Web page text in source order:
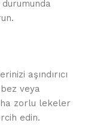
aşındırıcı
veya
zorlu lekeler
edin.